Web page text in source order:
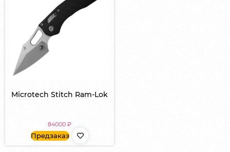
Microtech Stitch Ram-Lok
84000 ₽
Предзаказ